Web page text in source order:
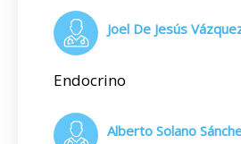
Joel De Jesús
Endocrino
Alberto Solano